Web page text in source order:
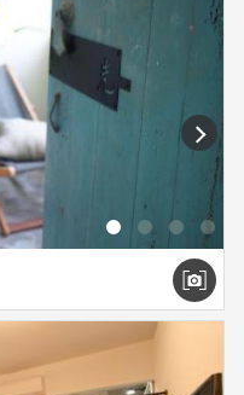
、下午茶時
next